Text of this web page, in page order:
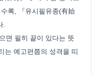
록, 『유시필유종(有始
.
면 필히 끝이 있다는 뜻
는 예고편쯤의 성격을 띠